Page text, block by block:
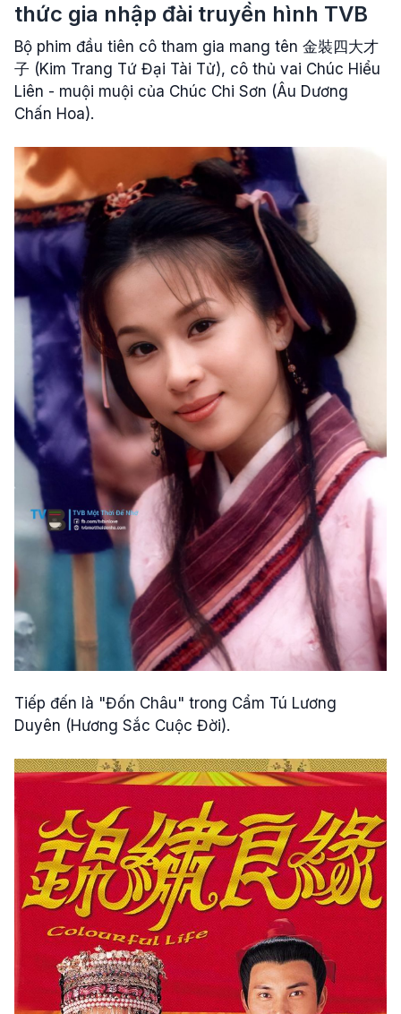
thức gia nhập đài truyền hình TVB
Bộ phim đầu tiên cô tham gia mang tên 金裝四大才
子 (Kim Trang Tứ Đại Tài Tử), cô thủ vai Chúc Hiểu
Liên - muội muội của Chúc Chi Sơn (Âu Dương
Chấn Hoa).
Tiếp đến là "Đốn Châu" trong Cẩm Tú Lương
Duyên (Hương Sắc Cuộc Đời).